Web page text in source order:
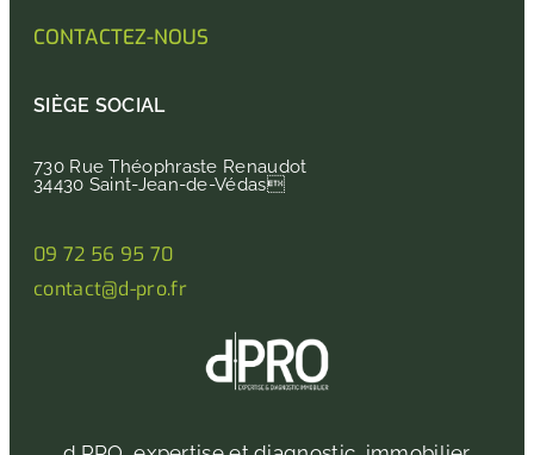
CONTACTEZ-NOUS
SIÈGE SOCIAL
730 Rue Théophraste Renaudot
34430 Saint-Jean-de-Védas
09 72 56 95 70
contact@d-pro.fr